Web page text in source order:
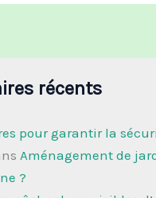
récents
pour garantir la
Aménagement de
?